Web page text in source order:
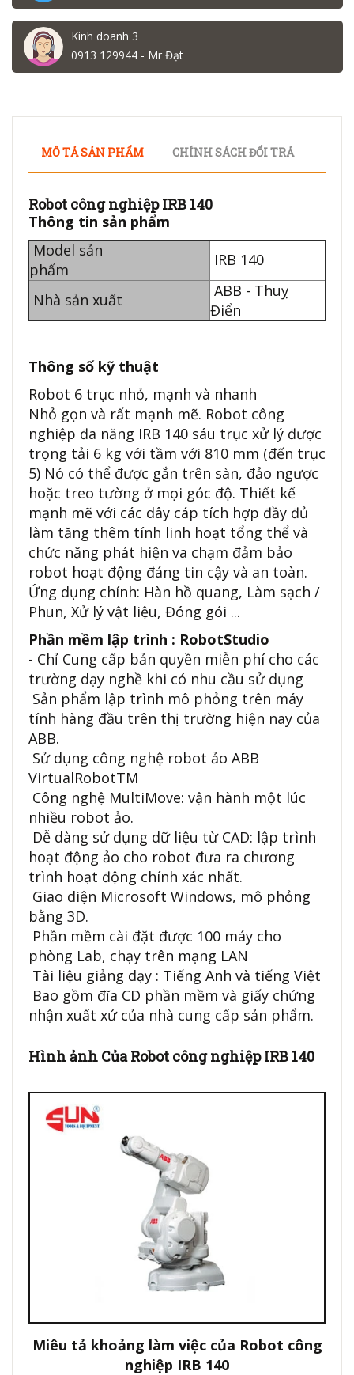
Kinh doanh 3
0913 129944 - Mr Đạt
MÔ TẢ SẢN PHẨM CHÍNH SÁCH ĐỔI TRẢ
Robot công nghiệp IRB 140
Thông tin sản phẩm
Model sản
phẩm
IRB 140
Nhà sản xuất
ABB - Thuỵ
Điển
Thông số kỹ thuật
Robot 6 trục nhỏ, mạnh và nhanh
Nhỏ gọn và rất mạnh mẽ. Robot công
nghiệp đa năng IRB 140 sáu trục xử lý được
trọng tải 6 kg với tầm với 810 mm (đến trục
5) Nó có thể được gắn trên sàn, đảo ngược
hoặc treo tường ở mọi góc độ. Thiết kế
mạnh mẽ với các dây cáp tích hợp đầy đủ
làm tăng thêm tính linh hoạt tổng thể và
chức năng phát hiện va chạm đảm bảo
robot hoạt động đáng tin cậy và an toàn.
Ứng dụng chính: Hàn hồ quang, Làm sạch /
Phun, Xử lý vật liệu, Đóng gói ...
Phần mềm lập trình : RobotStudio
- Chỉ Cung cấp bản quyền miễn phí cho các
trường dạy nghề khi có nhu cầu sử dụng
Sản phẩm lập trình mô phỏng trên máy
tính hàng đầu trên thị trường hiện nay của
ABB.
Sử dụng công nghệ robot ảo ABB
VirtualRobotTM
Công nghệ MultiMove: vận hành một lúc
nhiều robot ảo.
Dễ dàng sử dụng dữ liệu từ CAD: lập trình
hoạt động ảo cho robot đưa ra chương
trình hoạt động chính xác nhất.
Giao diện Microsoft Windows, mô phỏng
bằng 3D.
Phần mềm cài đặt được 100 máy cho
phòng Lab, chạy trên mạng LAN
Tài liệu giảng dạy : Tiếng Anh và tiếng Việt
Bao gồm đĩa CD phần mềm và giấy chứng
nhận xuất xứ của nhà cung cấp sản phẩm.
Hình ảnh Của Robot công nghiệp IRB 140
Miêu tả khoảng làm việc của Robot công
nghiệp IRB 140